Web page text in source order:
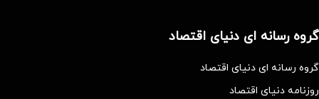
گروه رسانه ای دنیای اقتصاد
گروه رسانه ای دنیای اقتصاد
روزنامه دنیای اقتصاد